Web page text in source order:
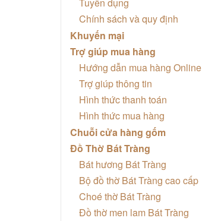
Chính sách và quy định
Khuyến mại
Trợ giúp mua hàng
Hướng dẫn mua hàng Online
Trợ giúp thông tin
Hình thức thanh toán
Hình thức mua hàng
Chuỗi cửa hàng gốm
Đồ Thờ Bát Tràng
Bát hương Bát Tràng
Bộ đồ thờ Bát Tràng cao cấp
Choé thờ Bát Tràng
Đồ thờ men lam Bát Tràng